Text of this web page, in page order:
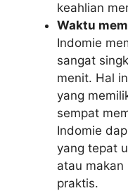
keahlian
Waktu
Indomie
sangat
menit. Hal
yang
sempat
Indomie
yang tepat
atau makan
praktis.